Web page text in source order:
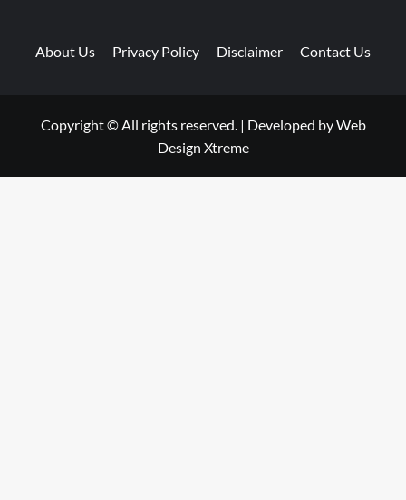
About Us Privacy Policy Disclaimer Contact Us
Copyright © All rights reserved. | Developed byWeb
Design Xtreme